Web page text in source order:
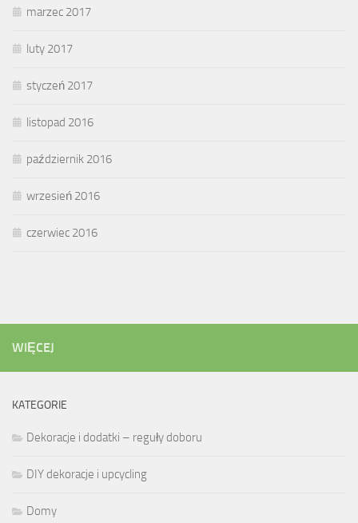
marzec 2017
luty 2017
styczeń 2017
listopad 2016
październik 2016
wrzesień 2016
czerwiec 2016
WIĘCEJ
KATEGORIE
Dekoracje i dodatki – reguły doboru
DIY dekoracje i upcycling
Domy